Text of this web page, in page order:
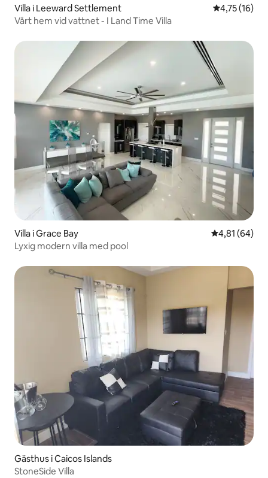
Villa i Leeward Settlement 4,75 av 5 i
4,75 (16)
Vårt hem vid vattnet - I Land Time Villa
Villa i Grace Bay 4,81 av 5 i
4,81 (64)
Lyxig modern villa med pool
Gästhus i Caicos Islands
StoneSide Villa